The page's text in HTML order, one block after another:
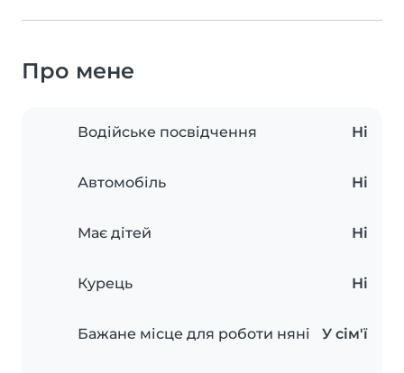
Про мене
Водійське посвідчення Ні
Автомобіль Ні
Має дітей Ні
Курець Ні
Бажане місце для роботи няні У сім'ї